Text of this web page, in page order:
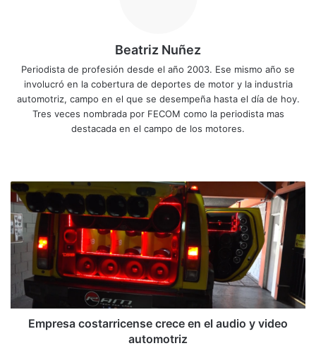
Beatriz Nuñez
Periodista de profesión desde el año 2003. Ese mismo año se
involucró en la cobertura de deportes de motor y la industria
automotriz, campo en el que se desempeña hasta el día de hoy.
Tres veces nombrada por FECOM como la periodista mas
destacada en el campo de los motores.
Empresa
costarricense
crece
en
el
audio
video
automotriz
Empresa costarricense crece en el audio y video
automotriz